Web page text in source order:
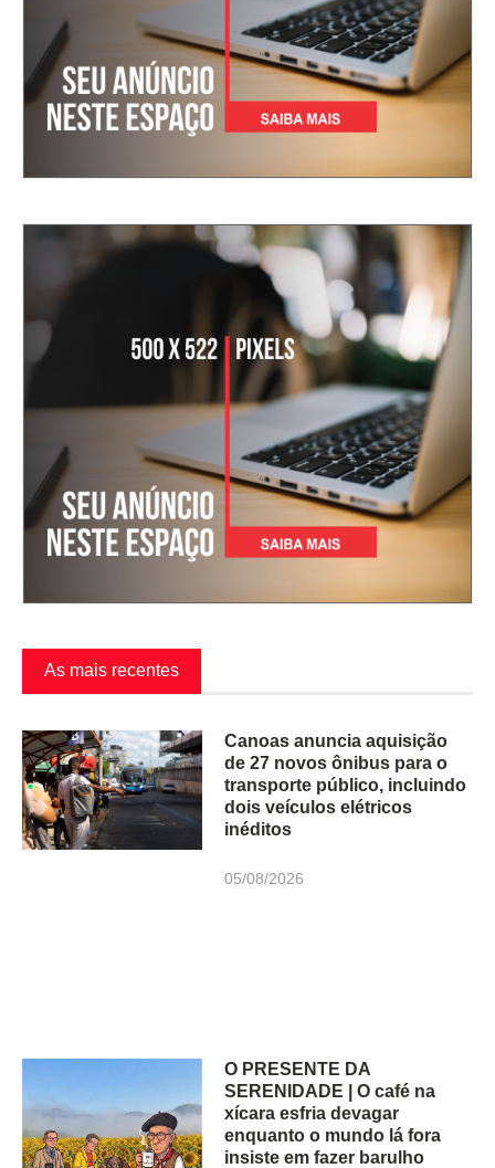
As mais recentes
Canoas anuncia aquisição
de 27 novos ônibus para o
transporte público, incluindo
dois veículos elétricos
inéditos
05/08/2026
O PRESENTE DA
SERENIDADE | O café na
xícara esfria devagar
enquanto o mundo lá fora
insiste em fazer barulho